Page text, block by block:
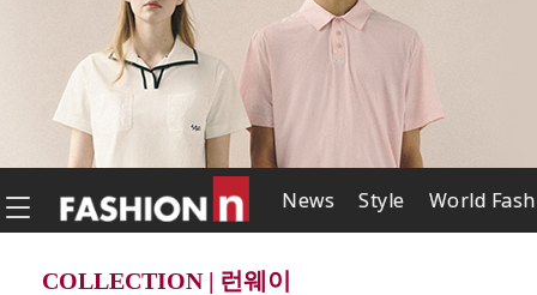
News Style World
COLLECTION | 런웨이